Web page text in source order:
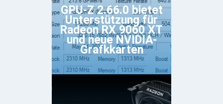
GPU-Z 2.66.0 bietet
Unterstützung für
Radeon RX 9060 XT
und neue NVIDIA-
Grafkkarten